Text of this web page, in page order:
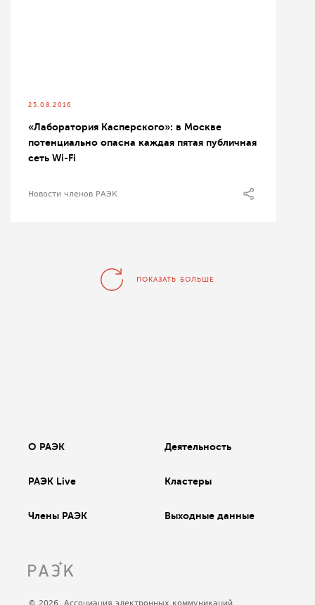
25.08.2016
«Лаборатория Касперского»: в Москве
потенциально опасна каждая пятая публичная
сеть Wi-Fi
Новости членов РАЭК
ПОКАЗАТЬ БОЛЬШЕ
О РАЭК Деятельность
РАЭК Live Кластеры
Члены РАЭК Выходные данные